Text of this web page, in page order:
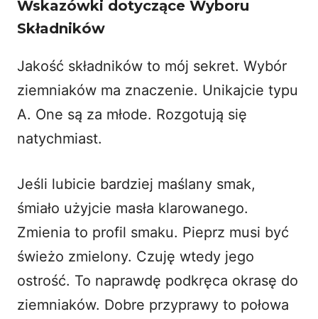
Wskazówki dotyczące Wyboru
Składników
Jakość składników to mój sekret. Wybór
ziemniaków ma znaczenie. Unikajcie typu
A. One są za młode. Rozgotują się
natychmiast.
Jeśli lubicie bardziej maślany smak,
śmiało użyjcie masła klarowanego.
Zmienia to profil smaku. Pieprz musi być
świeżo zmielony. Czuję wtedy jego
ostrość. To naprawdę podkręca okrasę do
ziemniaków. Dobre przyprawy to połowa